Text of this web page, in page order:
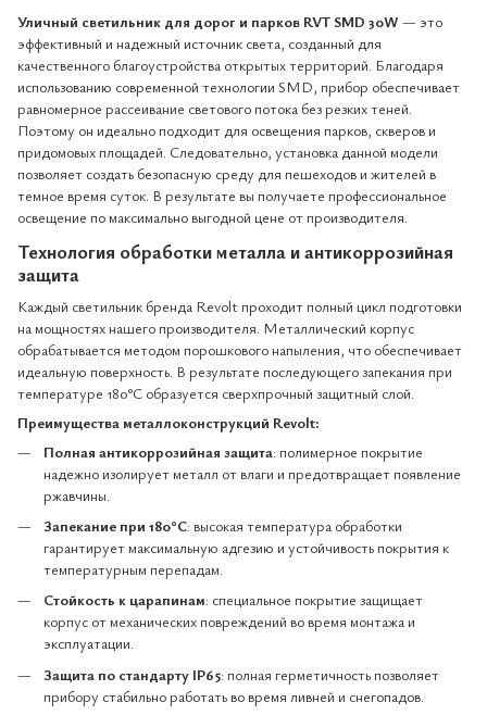
Уличный светильник для дорог и парков RVT SMD 30W — это
эффективный и надежный источник света, созданный для
качественного благоустройства открытых территорий. Благодаря
использованию современной технологии SMD, прибор обеспечивает
равномерное рассеивание светового потока без резких теней.
Поэтому он идеально подходит для освещения парков, скверов и
придомовых площадей. Следовательно, установка данной модели
позволяет создать безопасную среду для пешеходов и жителей в
темное время суток. В результате вы получаете профессиональное
освещение по максимально выгодной цене от производителя.
Технология обработки металла и антикоррозийная
защита
Каждый светильник бренда Revolt проходит полный цикл подготовки
на мощностях нашего производителя. Металлический корпус
обрабатывается методом порошкового напыления, что обеспечивает
идеальную поверхность. В результате последующего запекания при
температуре 180°C образуется сверхпрочный защитный слой.
Преимущества металлоконструкций Revolt:
Полная антикоррозийная защита: полимерное покрытие
надежно изолирует металл от влаги и предотвращает появление
ржавчины.
Запекание при 180°C: высокая температура обработки
гарантирует максимальную адгезию и устойчивость покрытия к
температурным перепадам.
Стойкость к царапинам: специальное покрытие защищает
корпус от механических повреждений во время монтажа и
эксплуатации.
Защита по стандарту IP65: полная герметичность позволяет
прибору стабильно работать во время ливней и снегопадов.